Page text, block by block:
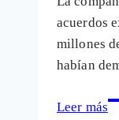
acuerdos
millones
habían
Leer más